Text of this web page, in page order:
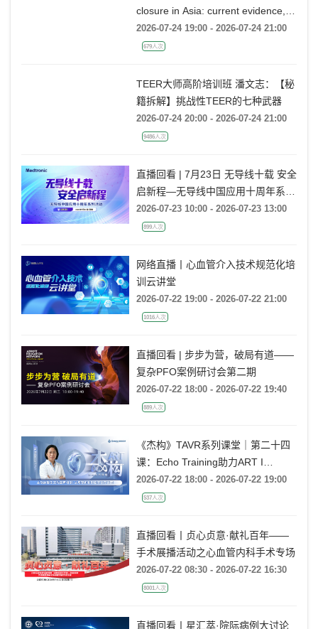
closure in Asia: current evidence,
emerging indications and future
directions
2026-07-24 19:00 - 2026-07-24 21:00
679人次
TEER大师高阶培训班 潘文志：【秘
籍拆解】挑战性TEER的七种武器
2026-07-24 20:00 - 2026-07-24 21:00
9486人次
直播回看 | 7月23日 无导线十载 安全
启新程—无导线中国应用十周年系列
活动
2026-07-23 10:00 - 2026-07-23 13:00
899人次
网络直播丨心血管介入技术规范化培
训云讲堂
2026-07-22 19:00 - 2026-07-22 21:00
1016人次
直播回看 | 步步为营，破局有道——
复杂PFO案例研讨会第二期
2026-07-22 18:00 - 2026-07-22 19:40
889人次
《杰构》TAVR系列课堂｜第二十四
课：Echo Training助力ART I
Rebecca T. Hahn教授《主动脉瓣反
流的超声培训：从病理机制到临床诊
2026-07-22 18:00 - 2026-07-22 19:00
537人次
直播回看丨贞心贞意·献礼百年——
手术展播活动之心血管内科手术专场
2026-07-22 08:30 - 2026-07-22 16:30
8001人次
直播回看丨星汇萃·院际病例大讨论